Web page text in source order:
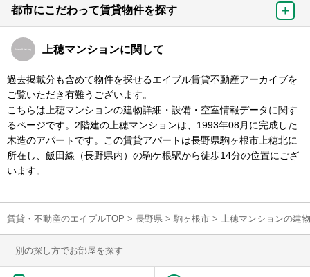
都市にこだわって賃貸物件を探す
上穂マンションに関して
過去掲載分も含めて物件を探せるエイブル賃貸不動産アーカイブを
ご覧いただき有難うございます。
こちらは上穂マンションの建物詳細・設備・空室情報データに関す
るページです。2階建の上穂マンションは、1993年08月に完成した
木造のアパートです。この賃貸アパートは長野県駒ヶ根市上穂北に
所在し、飯田線（長野県内）の駒ケ根駅から徒歩14分の位置にござ
います。
賃貸・不動産のエイブルTOP > 長野県 > 駒ヶ根市 > 上穂マンションの建
別の探し方でお部屋を探す